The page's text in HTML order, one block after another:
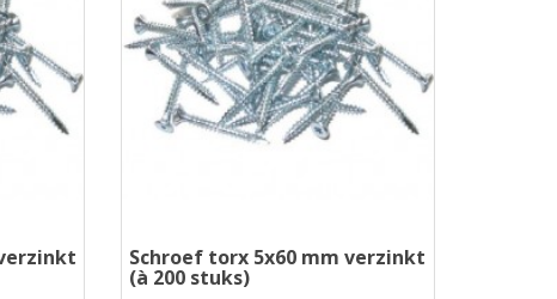
Schroef torx 5x60 mm verzinkt
(à 200 stuks)